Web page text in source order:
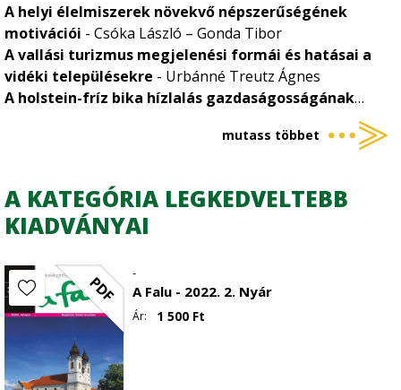
A helyi élelmiszerek növekvő népszerűségének
motivációi - Csóka László – Gonda Tibor
A vallási turizmus megjelenési formái és hatásai a
vidéki településekre - Urbánné Treutz Ágnes
A holstein-fríz bika hízlalás gazdaságosságának
vizsgálata egy Csongrád-Csanád vármegyei családi
- Kiss Gábor – Horváth József
termesztésének ökonómiai elemzése
– Komarek Levente – Csiba Anita – Bodrogi Zoltán
mutass többet
A KATEGÓRIA LEGKEDVELTEBB
KIADVÁNYAI
PDF -
A Falu - 2022. 2. Nyár
Ár: 1 500 Ft